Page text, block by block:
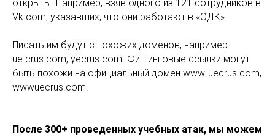
открыты. Например, взяв одного из 121 сотрудников в
Vk.com, указавших, что они работают в «ОДК».
Писать им будут с похожих доменов, например:
ue.crus.com, yecrus.com. Фишинговые ссылки могут
быть похожи на официальный домен www-uecrus.com,
wwwuecrus.com.
После 300+ проведенных учебных атак, мы можем